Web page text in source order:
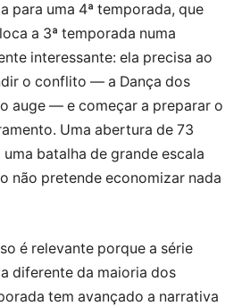
para uma 4ª temporada, que
a 3ª temporada numa
interessante: ela precisa ao
o conflito — a Dança dos
auge — e começar a preparar o
Uma abertura de 73
batalha de grande escala
não pretende economizar nada
é relevante porque a série
diferente da maioria dos
tem avançado a narrativa